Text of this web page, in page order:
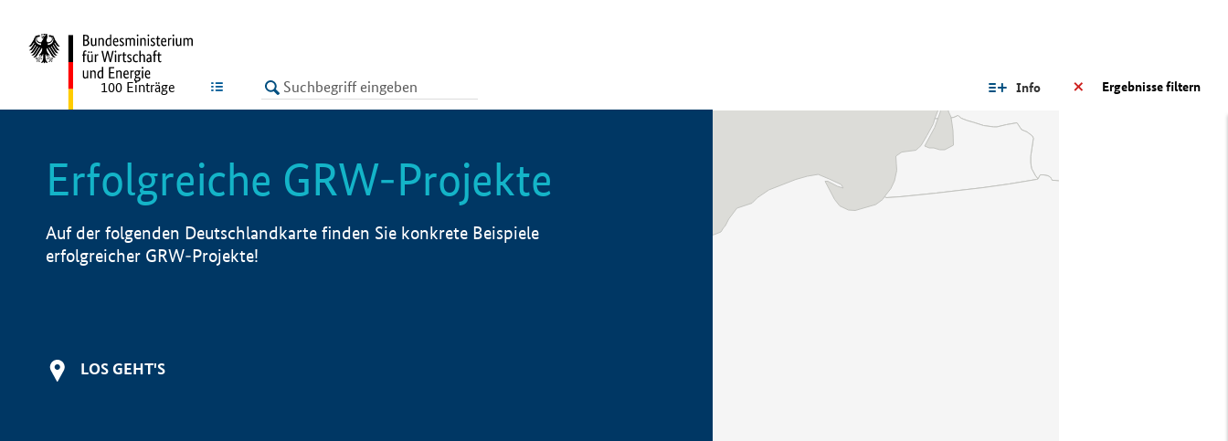
LISTE Ergebnisse filtern
Info
100 Einträge
Erfolgreiche GRW-Projekte
Auf der folgenden Deutschlandkarte finden Sie konkrete Beispiele
erfolgreicher GRW-Projekte!
LOS GEHT'S